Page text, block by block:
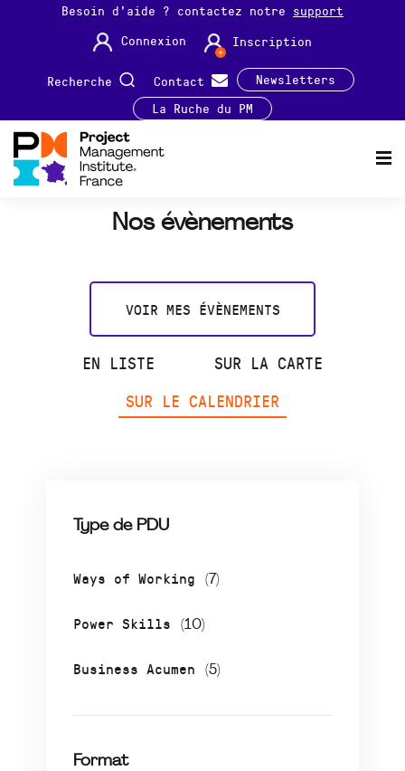
Besoin d'aide ? contactez notre support
Connexion
Inscription
Recherche Contact
Newsletters
La Ruche du PM
Nos évènements
VOIR MES ÉVÈNEMENTS
EN LISTE
SUR LA CARTE
SUR LE CALENDRIER
Type de PDU
Ways of Working (7)
Power Skills (10)
Business Acumen (5)
Format